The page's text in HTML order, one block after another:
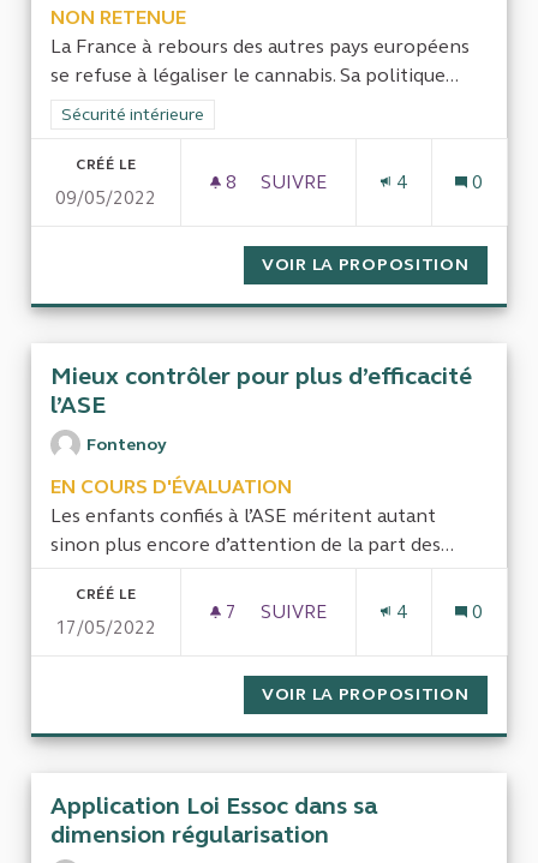
NON RETENUE
La France à rebours des autres pays européens
se refuse à légaliser le cannabis. Sa politique...
Filtrer les résultats de la catégorie : Sécurité intérieure
Sécurité intérieure
CRÉÉ LE
09/05/2022
8 8 ABONNÉS
SUIVRE
4 0
VOIR LA PROPOSITION
Mieux contrôler pour plus d’efficacité
l’ASE
Fontenoy
EN COURS D'ÉVALUATION
Les enfants confiés à l’ASE méritent autant
sinon plus encore d’attention de la part des...
CRÉÉ LE
17/05/2022
7 7 ABONNÉS
SUIVRE
4 0
VOIR LA PROPOSITION
Application Loi Essoc dans sa
dimension régularisation